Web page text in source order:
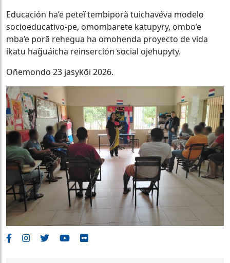
Educación ha’e peteĩ tembiporã tuichavéva modelo
socioeducativo-pe, omombarete katupyry, ombo’e
mba’e porã rehegua ha omohenda proyecto de vida
ikatu hag̃uáicha reinserción social ojehupyty.
Oñemondo 23 jasykõi 2026.